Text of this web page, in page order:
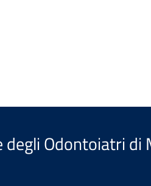
Odontoiatri di